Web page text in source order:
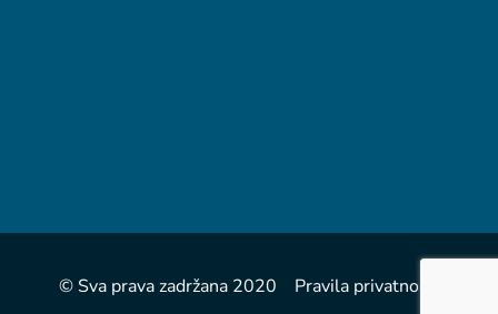
© Sva prava zadržana 2020 Pravila privatnosti